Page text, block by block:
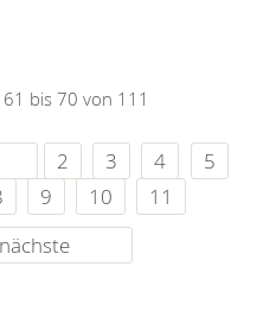
bis 70 von 111
2 3 4
5
9 10
11
nächste